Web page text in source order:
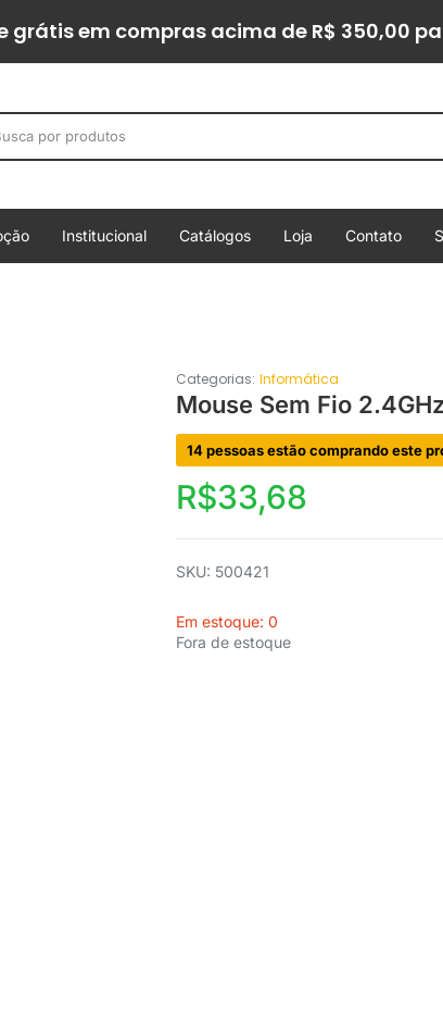
grátis em compras acima de R$ 350,00
Institucional Catálogos Loja Contato
Categorias: Informática
Mouse Sem Fio
14 pessoas estão comprando este
R$33,68
SKU: 500421
Em estoque: 0
Fora de estoque